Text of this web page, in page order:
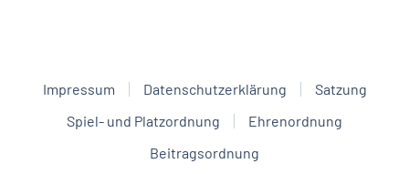
Impressum Datenschutzerklärung
Satzung
Spiel- und Platzordnung
Ehrenordnung
Beitragsordnung